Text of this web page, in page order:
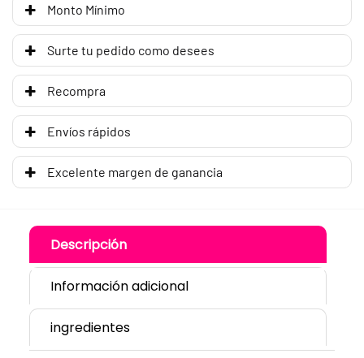
Monto Mínimo
Surte tu pedido como desees
Recompra
Envíos rápidos
Excelente margen de ganancia
Descripción
Información adicional
ingredientes